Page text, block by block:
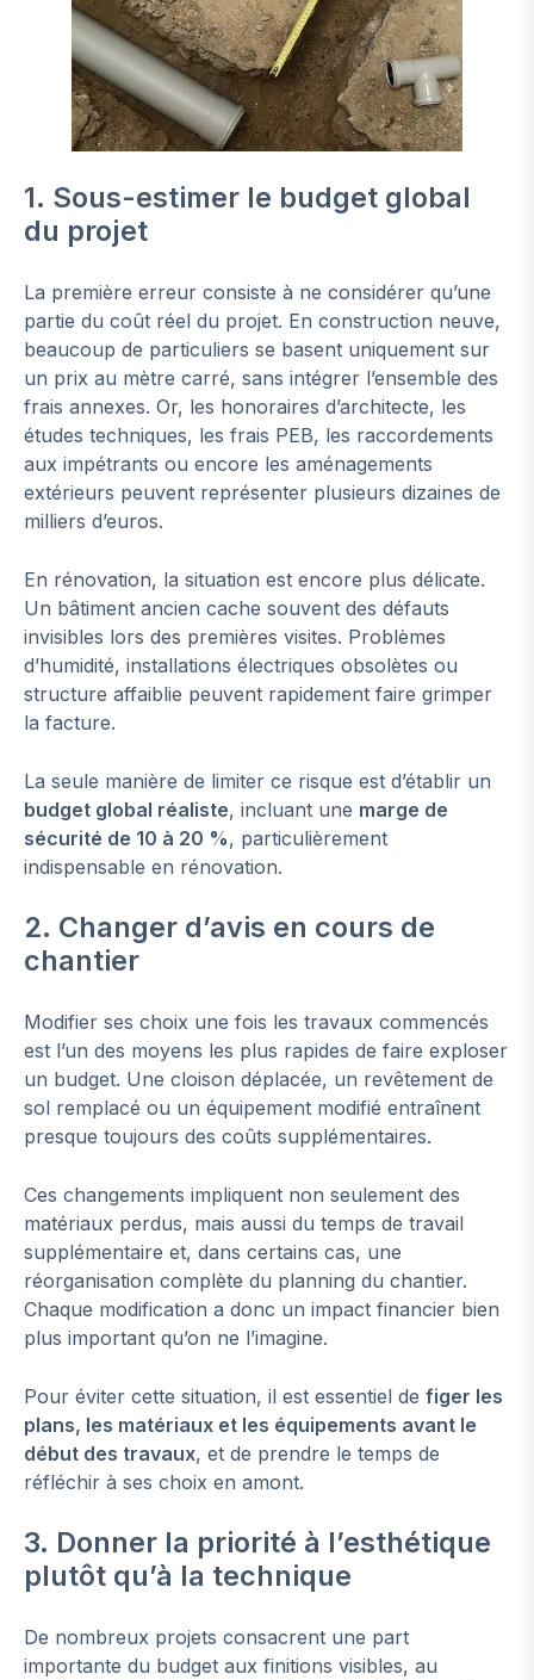
1. Sous-estimer le budget global
du projet
La première erreur consiste à ne considérer qu’une
partie du coût réel du projet. En construction neuve,
beaucoup de particuliers se basent uniquement sur
un prix au mètre carré, sans intégrer l’ensemble des
frais annexes. Or, les honoraires d’architecte, les
études techniques, les frais PEB, les raccordements
aux impétrants ou encore les aménagements
extérieurs peuvent représenter plusieurs dizaines de
milliers d’euros.
En rénovation, la situation est encore plus délicate.
Un bâtiment ancien cache souvent des défauts
invisibles lors des premières visites. Problèmes
d’humidité, installations électriques obsolètes ou
structure affaiblie peuvent rapidement faire grimper
la facture.
La seule manière de limiter ce risque est d’établir un
budget global réaliste, incluant une marge de
sécurité de 10 à 20 %, particulièrement
indispensable en rénovation.
2. Changer d’avis en cours de
chantier
Modifier ses choix une fois les travaux commencés
est l’un des moyens les plus rapides de faire exploser
un budget. Une cloison déplacée, un revêtement de
sol remplacé ou un équipement modifié entraînent
presque toujours des coûts supplémentaires.
Ces changements impliquent non seulement des
matériaux perdus, mais aussi du temps de travail
supplémentaire et, dans certains cas, une
réorganisation complète du planning du chantier.
Chaque modification a donc un impact financier bien
plus important qu’on ne l’imagine.
Pour éviter cette situation, il est essentiel de figer les
plans, les matériaux et les équipements avant le
début des travaux, et de prendre le temps de
réfléchir à ses choix en amont.
3. Donner la priorité à l’esthétique
plutôt qu’à la technique
De nombreux projets consacrent une part
importante du budget aux finitions visibles, au